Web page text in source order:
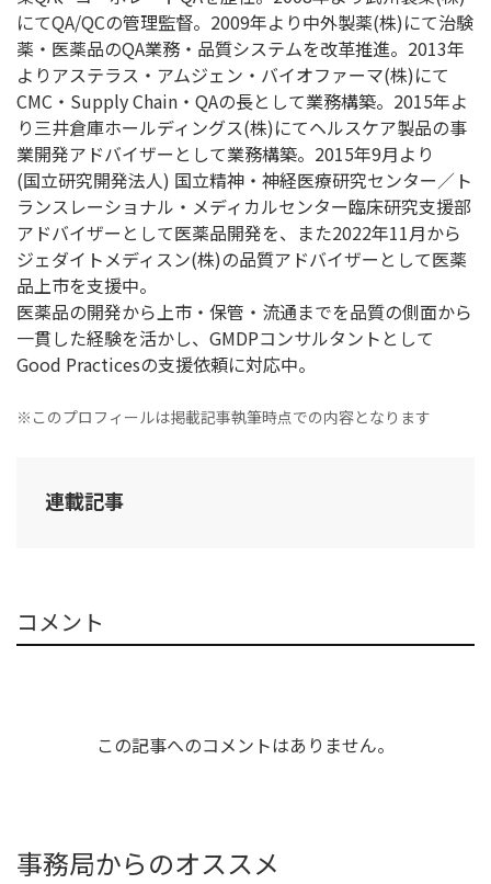
にてQA/QCの管理監督。2009年より中外製薬(株)にて治験
薬・医薬品のQA業務・品質システムを改革推進。2013年
よりアステラス・アムジェン・バイオファーマ(株)にて
CMC・Supply Chain・QAの長として業務構築。2015年よ
り三井倉庫ホールディングス(株)にてヘルスケア製品の事
業開発アドバイザーとして業務構築。2015年9月より
(国立研究開発法人) 国立精神・神経医療研究センター／ト
ランスレーショナル・メディカルセンター臨床研究支援部
アドバイザーとして医薬品開発を、また2022年11月から
ジェダイトメディスン(株)の品質アドバイザーとして医薬
品上市を支援中。
医薬品の開発から上市・保管・流通までを品質の側面から
一貫した経験を活かし、GMDPコンサルタントとして
Good Practicesの支援依頼に対応中。
※このプロフィールは掲載記事執筆時点での内容となります
連載記事
コメント
この記事へのコメントはありません。
事務局からのオススメ